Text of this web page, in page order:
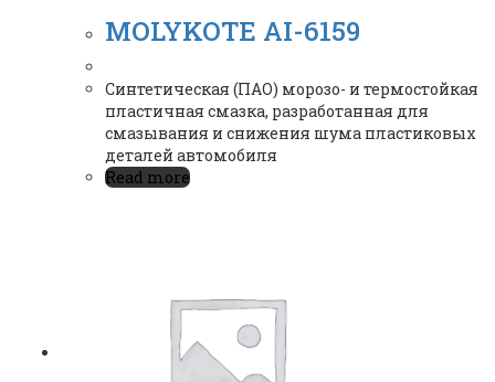
MOLYKOTE AI-6159
Синтетическая (ПАО) морозо- и термостойкая
пластичная смазка, разработанная для
смазывания и снижения шума пластиковых
деталей автомобиля
Read more